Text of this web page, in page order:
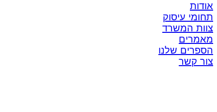
אודות
תחומי עיסוק
צוות המשרד
מאמרים
הספרים שלנו
צור קשר